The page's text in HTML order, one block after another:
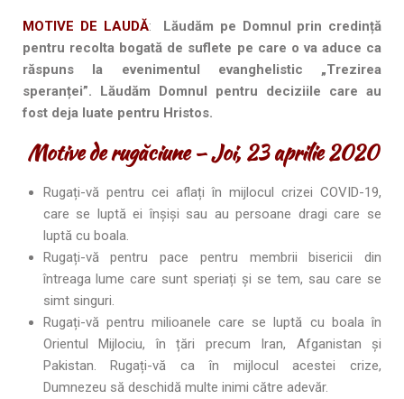
MOTIVE DE LAUDĂ: Lăudăm pe Domnul prin credință
pentru recolta bogată de suflete pe care o va aduce ca
răspuns la evenimentul evanghelistic „Trezirea
speranței”. Lăudăm Domnul pentru deciziile care au
fost deja luate pentru Hristos.
Motive de rugăciune – Joi, 23 aprilie 2020
Rugați-vă pentru cei aflați în mijlocul crizei COVID-19,
care se luptă ei înșiși sau au persoane dragi care se
luptă cu boala.
Rugați-vă pentru pace pentru membrii bisericii din
întreaga lume care sunt speriați și se tem, sau care se
simt singuri.
Rugați-vă pentru milioanele care se luptă cu boala în
Orientul Mijlociu, în țări precum Iran, Afganistan și
Pakistan. Rugați-vă ca în mijlocul acestei crize,
Dumnezeu să deschidă multe inimi către adevăr.